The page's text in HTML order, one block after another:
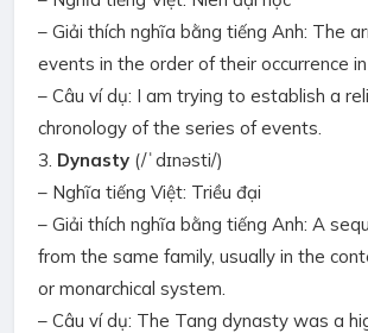
– Giải thích nghĩa bằng tiếng Anh: The
events in the order of their occurrence
– Câu ví dụ: I am trying to establish a
chronology of the series of events.
3. Dynasty (/ˈdɪnəsti/)
– Nghĩa tiếng Việt: Triều đại
– Giải thích nghĩa bằng tiếng Anh: A
from the same family, usually in the
or monarchical system.
– Câu ví dụ: The Tang dynasty was a